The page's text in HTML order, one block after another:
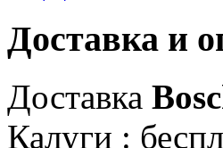
Доставка и
Доставка
Калуги :